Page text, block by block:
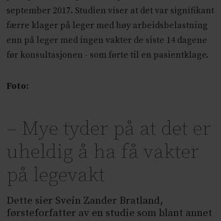
september 2017. Studien viser at det var signifikant
færre klager på leger med høy arbeidsbelastning
enn på leger med ingen vakter de siste 14 dagene
før konsultasjonen - som førte til en pasientklage.
Foto:
– Mye tyder på at det er
uheldig å ha få vakter
på legevakt
Dette sier Svein Zander Bratland,
førsteforfatter av en studie som blant annet